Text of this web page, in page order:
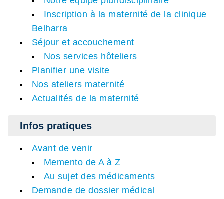
Inscription à la maternité de la clinique
Belharra
Séjour et accouchement
Nos services hôteliers
Planifier une visite
Nos ateliers maternité
Actualités de la maternité
Infos pratiques
Avant de venir
Memento de A à Z
Au sujet des médicaments
Demande de dossier médical